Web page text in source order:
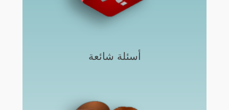
أسئلة شائعة